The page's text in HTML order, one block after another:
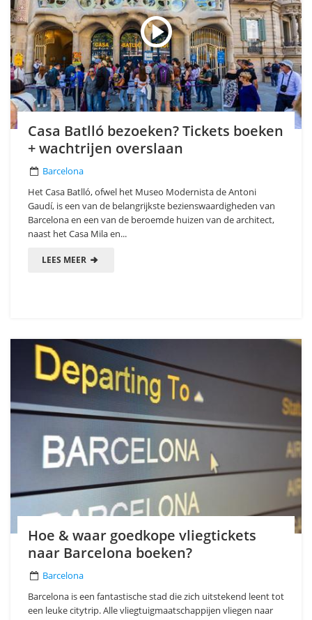
Casa Batlló bezoeken? Tickets boeken
+ wachtrijen overslaan
Barcelona
Het Casa Batlló, ofwel het Museo Modernista de Antoni
Gaudí, is een van de belangrijkste bezienswaardigheden van
Barcelona en een van de beroemde huizen van de architect,
naast het Casa Mila en...
LEES MEER
Hoe & waar goedkope vliegtickets
naar Barcelona boeken?
Barcelona
Barcelona is een fantastische stad die zich uitstekend leent tot
een leuke citytrip. Alle vliegtuigmaatschappijen vliegen naar